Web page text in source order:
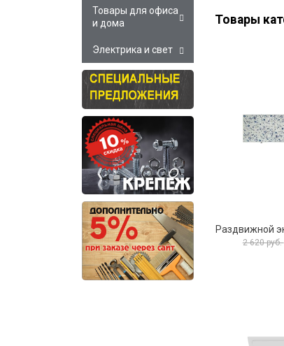
Товары
2 620 руб.
Товары для офиса
и дома
Электрика и свет